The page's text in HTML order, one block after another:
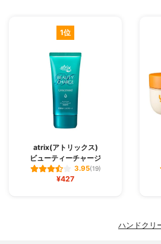
1位
atrix(アトリックス)
ビューティーチャージ
3.95(19)
¥427
ハンドクリ